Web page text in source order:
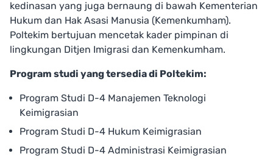
kedinasan yang juga bernaung di bawah Kementerian
Hukum dan Hak Asasi Manusia (Kemenkumham).
Poltekim bertujuan mencetak kader pimpinan di
lingkungan Ditjen Imigrasi dan Kemenkumham.
Program studi yang tersedia di Poltekim:
Program Studi D-4 Manajemen Teknologi
Keimigrasian
Program Studi D-4 Hukum Keimigrasian
Program Studi D-4 Administrasi Keimigrasian